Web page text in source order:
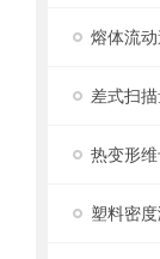
熔体流
差式扫
热变形
塑料密